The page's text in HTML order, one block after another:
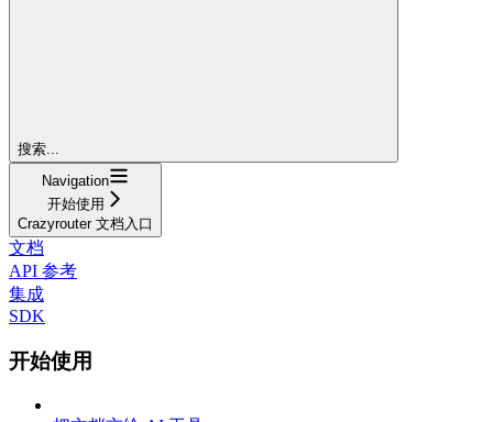
搜索...
Navigation
开始使用
Crazyrouter 文档入口
文档
API 参考
集成
SDK
开始使用